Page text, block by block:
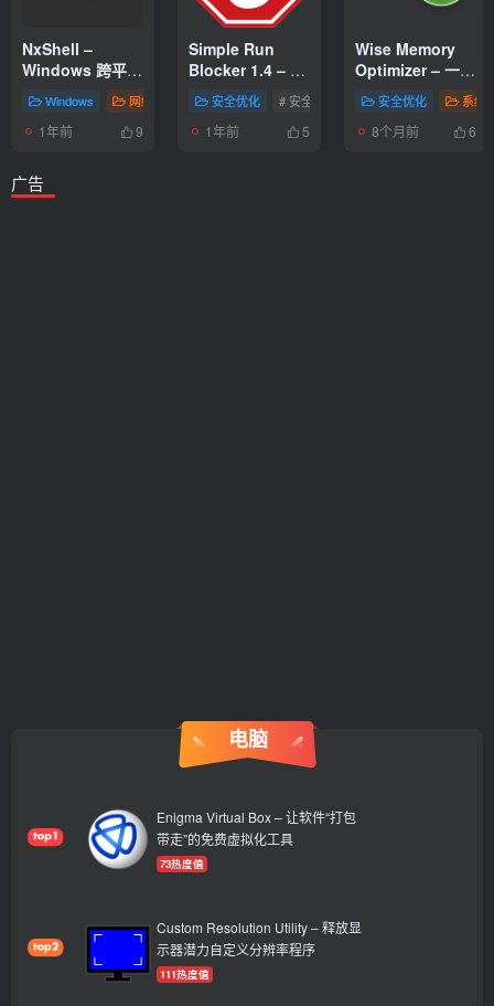
NxShell –
Windows 跨平台
Windows 网络工具
1年前 9
Simple Run
Blocker 1.4 – 禁
止你的应用程序
运行安全优化 # 安全工具
1年前 5
Wise Memory
Optimizer – 一键
释放流畅如新 系
统内存优化工具
安全优化 系统
8个月前 6
广告
电脑
Enigma Virtual Box – 让软件“打包
带走”的免费虚拟化工具
73热度值
Custom Resolution Utility – 释放显
示器潜力自定义分辨率程序
111热度值